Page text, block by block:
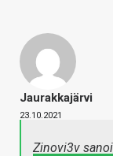
Jaurakkajärvi
23.10.2021
Zinovi3v sanoi